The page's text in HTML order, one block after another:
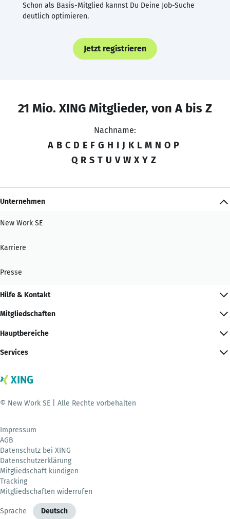
Schon als Basis-Mitglied kannst Du Deine Job-Suche
deutlich optimieren.
Jetzt registrieren
21 Mio. XING Mitglieder, von A bis Z
Nachname:
A B C D E F G H I J K L M N O P
Q R S T U V W X Y Z
Unternehmen
New Work SE
Karriere
Presse
Hilfe & Kontakt
Mitgliedschaften
Hauptbereiche
Services
© New Work SE | Alle Rechte vorbehalten
Impressum
AGB
Datenschutz bei XING
Datenschutzerklärung
Mitgliedschaft kündigen
Tracking
Mitgliedschaften widerrufen
Sprache Deutsch